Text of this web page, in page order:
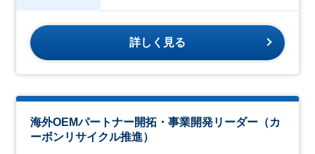
詳しく見る
海外OEMパートナー開拓・事業開発リーダー（カ
ーボンリサイクル推進）